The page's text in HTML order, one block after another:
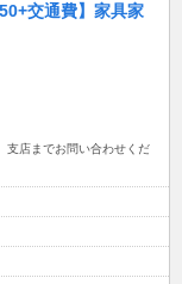
交通費】家具家
支店までお問い合わせくだ